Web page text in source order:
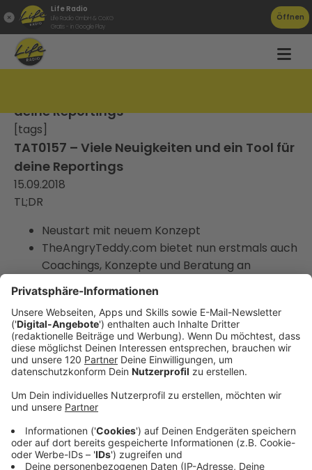
Life Radio
Life Radio GmbH & Co.KG
Gratis - in Google Play
Öffnen
deine Reportings
[tags]
TAT0157 – Viele Neuigkeiten und ein Tool für
deine Reportings
15.09.2018
TL;DR
Neustart mit neuem Konzept
TheAngryTeddy.com bietet nun erstmals auch
Coachings, Konzepte und Beratung an
die nächsten Podcasts
whatagraph als Zeitsparer für Reportings
Links & Infos
Die Gruppe zum Podcast
meine Tools
Der Teddy auf Facebook
mein Instagram Channel
TAT0157 – Viele Neuigkeiten und ein Tool
für deine Reportings